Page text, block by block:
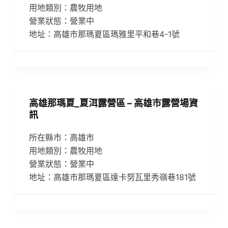
用地類別：農牧用地
營業狀態：營業中
地址：高雄市那瑪夏區瑪雅里平和巷4-1號
高雄那瑪夏_夏洱露營區 – 高雄市露營場資
訊
所在縣市：高雄市
用地類別：農牧用地
營業狀態：營業中
地址：高雄市那瑪夏區達卡努瓦里秀嶺巷181號